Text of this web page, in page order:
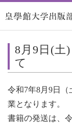
8月9日(土
て
令和7年8月9日
業となります。
書籍の発送は、